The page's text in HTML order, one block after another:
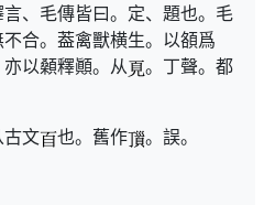
、毛傳皆曰。定、題也。毛
合。葢禽獸横生。以頟爲
以顙釋顚。从
。丁聲。都
文 也。舊作
。誤。